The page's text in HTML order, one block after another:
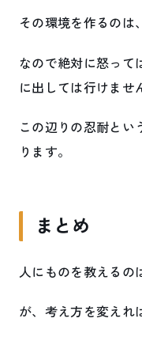
その環境を作るのは
なので絶対に怒って
に出しては行けませ
この辺りの忍耐とい
ります。
まとめ
人にものを教えるの
が、考え方を変えれ